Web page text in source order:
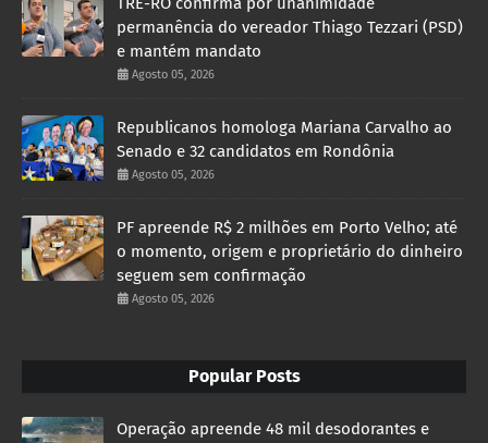
permanência do vereador Thiago Tezzari (PSD)
e mantém mandato
Agosto 05, 2026
Republicanos homologa Mariana Carvalho ao
Senado e 32 candidatos em Rondônia
Agosto 05, 2026
PF apreende R$ 2 milhões em Porto Velho; até
o momento, origem e proprietário do dinheiro
seguem sem confirmação
Agosto 05, 2026
Popular Posts
Operação apreende 48 mil desodorantes e